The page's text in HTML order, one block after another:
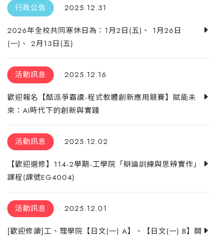
行政公告 2025.12.31
2026年全校共同寒休日為：1月2日(五)、 1月26日
(一)、 2月13日(五)
活動訊息 2025.12.16
歡迎報名【酷派爭霸讚-程式軟體創新應用競賽】賦能未
來：AI時代下的創新與實踐
活動訊息 2025.12.02
【歡迎選修】114-2學期-工學院「辯論訓練與思辨實作」
課程(課號EG4004)
活動訊息 2025.12.01
[歡迎修讀]工、理學院【日文(一) A】、【日文(一) B】開